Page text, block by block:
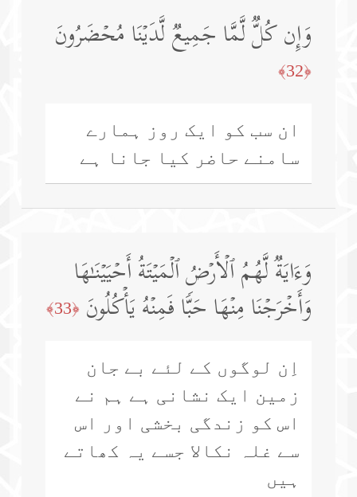
وَإِن كُلࣱّ لَّمَّا جَمِیعࣱ لَّدَیۡنَا مُحۡضَرُونَ
﴿32﴾
ان سب کو ایک روز ہمارے
سامنے حاضر کیا جانا ہے
وَءَایَةࣱ لَّهُمُ ٱلۡأَرۡضُ ٱلۡمَیۡتَةُ أَحۡیَیۡنَـٰهَا
وَأَخۡرَجۡنَا مِنۡهَا حَبࣰّا فَمِنۡهُ یَأۡكُلُونَ ﴿33﴾
اِن لوگوں کے لئے بے جان
زمین ایک نشانی ہے ہم نے
اس کو زندگی بخشی اور اس
سے غلہ نکالا جسے یہ کھاتے
ہیں